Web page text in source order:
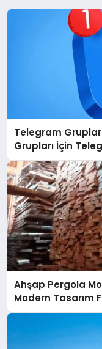
Telegram
Grupları İçin
Ahşap Pergola
Modern Tasarım